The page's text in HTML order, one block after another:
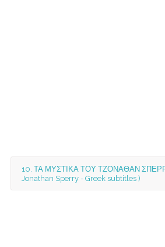
10. ΤΑ ΜΥΣΤΙΚΑ ΤΟΥ ΤΖΟΝΑΘΑΝ
Jonathan Sperry - Greek subtitles )